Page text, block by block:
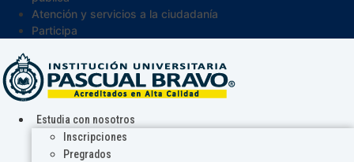
Atención y servicios a la ciudadanía
Participa
Estudia con nosotros
Inscripciones
Pregrados